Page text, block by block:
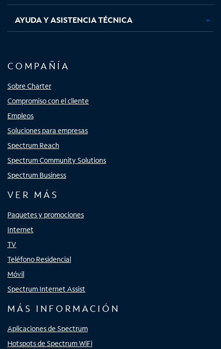
AYUDA Y ASISTENCIA TÉCNICA
COMPAÑÍA
Sobre Charter
Compromiso con el cliente
Empleos
Soluciones para empresas
Spectrum Reach
Spectrum Community Solutions
Spectrum Business
VER MÁS
Paquetes y promociones
Internet
TV
Teléfono Residencial
Móvil
Spectrum Internet Assist
MÁS INFORMACIÓN
Aplicaciones de Spectrum
Hotspots de Spectrum WiFi